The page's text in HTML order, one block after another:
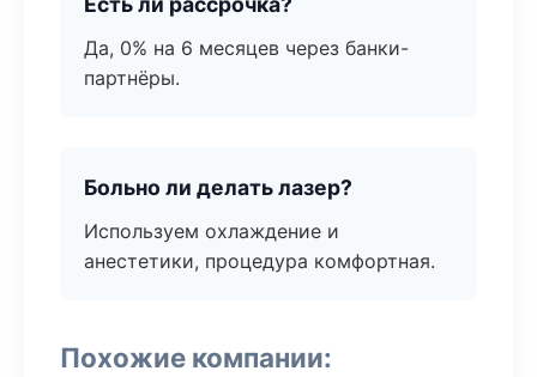
Да, 0% на 6 месяцев через банки-
партнёры.
Больно ли делать лазер?
Используем охлаждение и
анестетики, процедура комфортная.
Похожие компании: